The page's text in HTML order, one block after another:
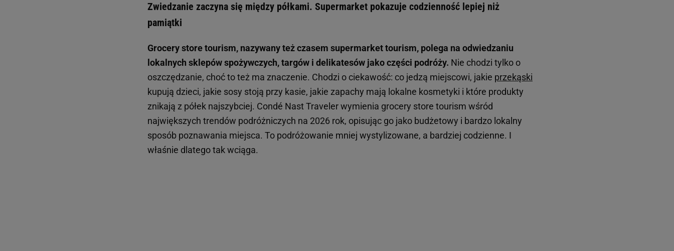
Zwiedzanie zaczyna się między półkami. Supermarket pokazuje codzienność lepiej niż
pamiątki
Grocery store tourism, nazywany też czasem supermarket tourism, polega na odwiedzaniu
lokalnych sklepów spożywczych, targów i delikatesów jako części podróży. Nie chodzi tylko o
oszczędzanie, choć to też ma znaczenie. Chodzi o ciekawość: co jedzą miejscowi, jakie przekąski
kupują dzieci, jakie sosy stoją przy kasie, jakie zapachy mają lokalne kosmetyki i które produkty
znikają z półek najszybciej. Condé Nast Traveler wymienia grocery store tourism wśród
największych trendów podróżniczych na 2026 rok, opisując go jako budżetowy i bardzo lokalny
sposób poznawania miejsca. To podróżowanie mniej wystylizowane, a bardziej codzienne. I
właśnie dlatego tak wciąga.